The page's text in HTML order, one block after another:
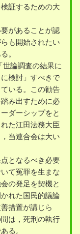
証するための大
があることが認
も開始されたい
。
世論調査の結果に
検討」すべきで
いる。この勧告
み出すために必
ダーシップをと
た江田法務大臣
当連合会は大い
となるべき必要
て冤罪を生まな
の発足を契機と
れた国民的議論
措置が講じら
は，死刑の執行
る。